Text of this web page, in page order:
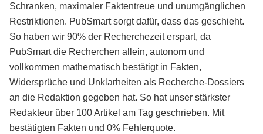
Schranken, maximaler Faktentreue und unumgänglichen
Restriktionen. PubSmart sorgt dafür, dass das geschieht.
So haben wir 90% der Recherchezeit erspart, da
PubSmart die Recherchen allein, autonom und
vollkommen mathematisch bestätigt in Fakten,
Widersprüche und Unklarheiten als Recherche-Dossiers
an die Redaktion gegeben hat. So hat unser stärkster
Redakteur über 100 Artikel am Tag geschrieben. Mit
bestätigten Fakten und 0% Fehlerquote.